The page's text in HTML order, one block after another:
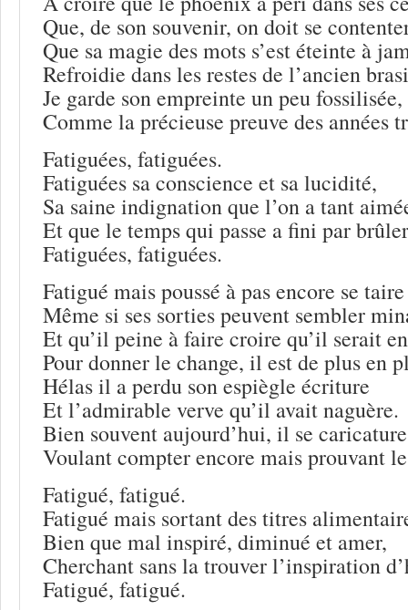
Que, de son souvenir, on doit se
Que sa magie des mots s’est éteinte à
Refroidie dans les restes de l’ancien
Je garde son empreinte un peu fossilisée,
Comme la précieuse preuve des années
Fatiguées, fatiguées.
Fatiguées sa conscience et sa lucidité,
Sa saine indignation que l’on a tant
Et que le temps qui passe a fini par
Fatiguées, fatiguées.
Fatigué mais poussé à pas encore se taire
Même si ses sorties peuvent sembler
Et qu’il peine à faire croire qu’il serait
Pour donner le change, il est de plus en
Hélas il a perdu son espiègle écriture
Et l’admirable verve qu’il avait naguère.
Bien souvent aujourd’hui, il se
Voulant compter encore mais prouvant
Fatigué, fatigué.
Fatigué mais sortant des titres
Bien que mal inspiré, diminué et amer,
Cherchant sans la trouver l’inspiration
Fatigué, fatigué.